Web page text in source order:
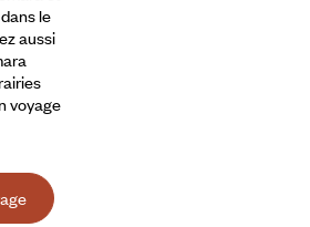
le
aussi
voyage